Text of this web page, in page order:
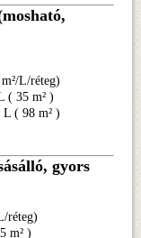
L/réteg)
( 35 m² )
L ( 98 m² )
gyors
réteg)
m² )